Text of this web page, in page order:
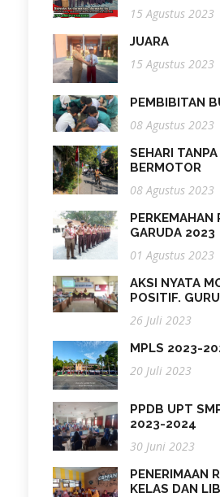
15 Agustus 2023
JUARA
15 Agustus 2023
PEMBIBITAN
08 Agustus 2023
SEHARI
BERMOTOR
08 Agustus 2023
PERKEMAHAN
GARUDA 2023
01 Agustus 2023
AKSI NYATA
POSITIF.
26 Juli 2023
MPLS 2023-
20 Juli 2023
PPDB UPT
2023-2024
30 Juni 2023
PENERIMAAN
KELAS DAN